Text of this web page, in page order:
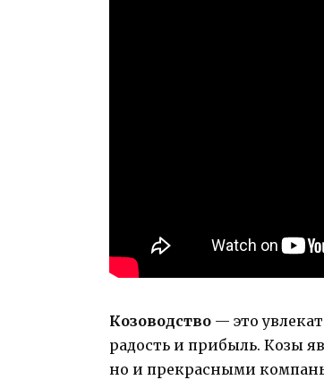
Козоводство — это
радость и прибыль. Козы
но и прекрасными